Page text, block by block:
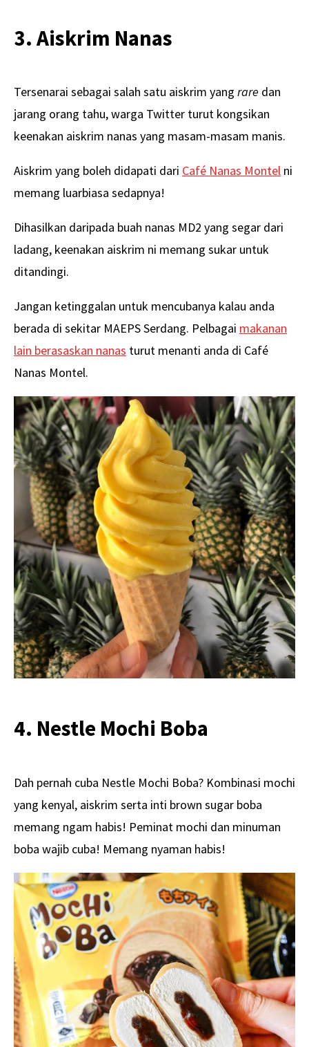
3. Aiskrim Nanas
Tersenarai sebagai salah satu aiskrim yang rare dan
jarang orang tahu, warga Twitter turut kongsikan
keenakan aiskrim nanas yang masam-masam manis.
Aiskrim yang boleh didapati dari Café Nanas Montel ni
memang luarbiasa sedapnya!
Dihasilkan daripada buah nanas MD2 yang segar dari
ladang, keenakan aiskrim ni memang sukar untuk
ditandingi.
Jangan ketinggalan untuk mencubanya kalau anda
berada di sekitar MAEPS Serdang. Pelbagai makanan
lain berasaskan nanas turut menanti anda di Café
Nanas Montel.
4. Nestle Mochi Boba
Dah pernah cuba Nestle Mochi Boba? Kombinasi mochi
yang kenyal, aiskrim serta inti brown sugar boba
memang ngam habis! Peminat mochi dan minuman
boba wajib cuba! Memang nyaman habis!